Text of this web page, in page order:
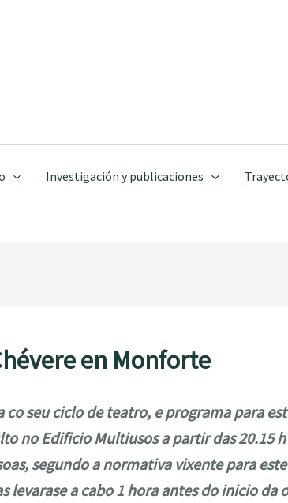
Investigación y publicaciones
en Monforte
seu ciclo de teatro, e programa para
no Edificio Multiusos a partir das 20.15 h
segundo a normativa vixente para
levarase a cabo 1 hora antes do inicio da